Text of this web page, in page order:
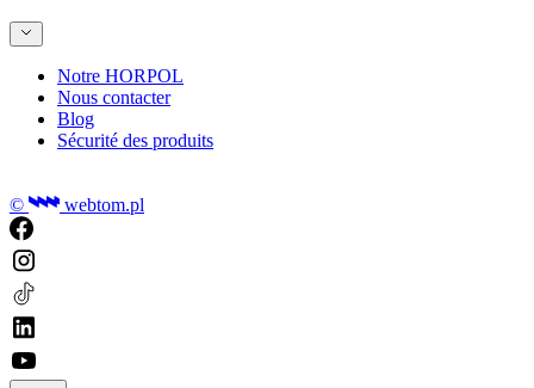
Notre HORPOL
Nous contacter
Blog
Sécurité des produits
© webtom.pl